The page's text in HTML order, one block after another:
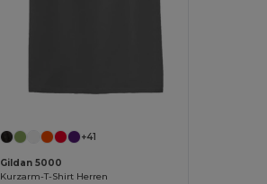
Jetzt konfigurieren!
+41
Gildan 5000
Kurzarm-T-Shirt Herren